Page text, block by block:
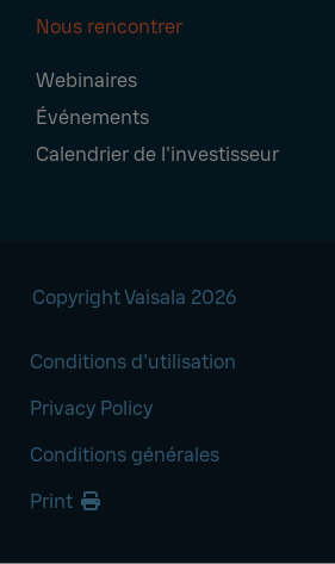
Nous rencontrer
Webinaires
Événements
Calendrier de l'investisseur
Copyright Vaisala 2026
Conditions d'utilisation
Privacy Policy
Conditions générales
Print